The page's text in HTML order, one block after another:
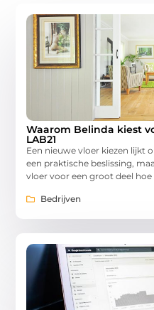
Waarom Belinda kiest
LAB21
Een nieuwe vloer kiezen lijkt
een praktische beslissing,
vloer voor een groot deel hoe
Bedrijven